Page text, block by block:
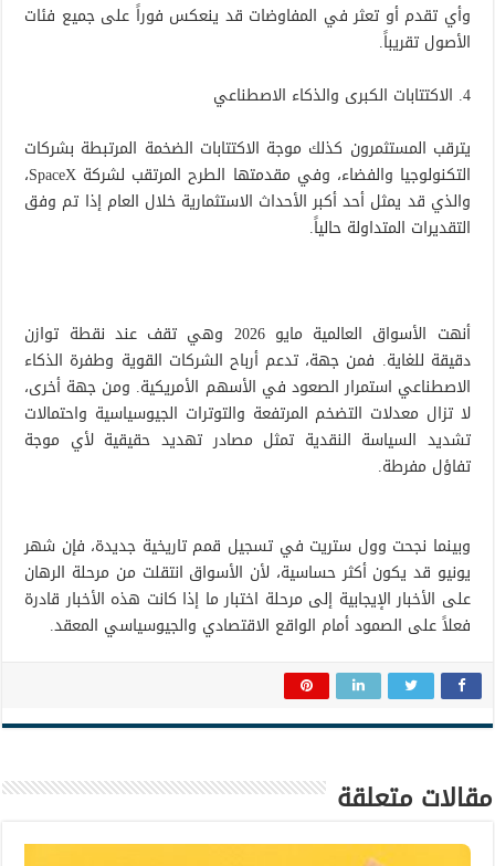
وأي تقدم أو تعثر في المفاوضات قد ينعكس فوراً على جميع فئات
الأصول تقريباً.
4. الاكتتابات الكبرى والذكاء الاصطناعي
يترقب المستثمرون كذلك موجة الاكتتابات الضخمة المرتبطة بشركات
التكنولوجيا والفضاء، وفي مقدمتها الطرح المرتقب لشركة SpaceX،
والذي قد يمثل أحد أكبر الأحداث الاستثمارية خلال العام إذا تم وفق
التقديرات المتداولة حالياً.
أنهت الأسواق العالمية مايو 2026 وهي تقف عند نقطة توازن
دقيقة للغاية. فمن جهة، تدعم أرباح الشركات القوية وطفرة الذكاء
الاصطناعي استمرار الصعود في الأسهم الأمريكية. ومن جهة أخرى،
لا تزال معدلات التضخم المرتفعة والتوترات الجيوسياسية واحتمالات
تشديد السياسة النقدية تمثل مصادر تهديد حقيقية لأي موجة
تفاؤل مفرطة.
وبينما نجحت وول ستريت في تسجيل قمم تاريخية جديدة، فإن شهر
يونيو قد يكون أكثر حساسية، لأن الأسواق انتقلت من مرحلة الرهان
على الأخبار الإيجابية إلى مرحلة اختبار ما إذا كانت هذه الأخبار قادرة
فعلاً على الصمود أمام الواقع الاقتصادي والجيوسياسي المعقد.
مقالات متعلقة